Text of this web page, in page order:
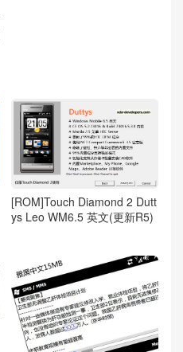
[ROM]Touch Diamond 2 Dutt
ys Leo WM6.5 英文(更新R5)